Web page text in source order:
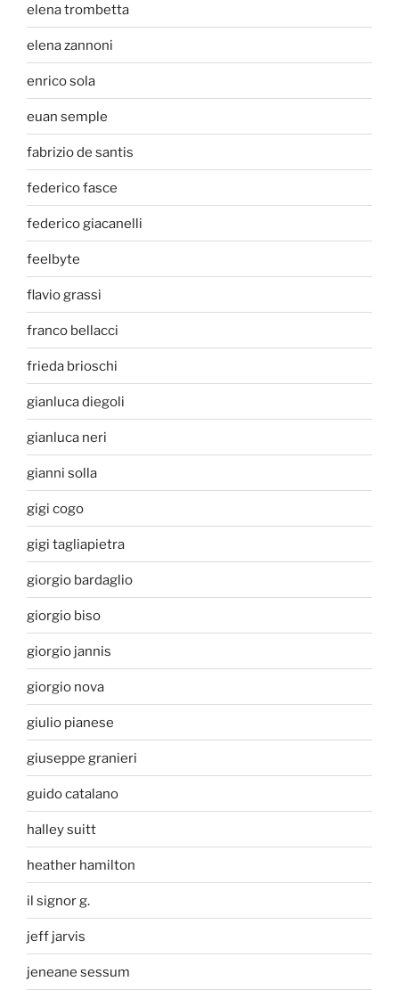
elena trombetta
elena zannoni
enrico sola
euan semple
fabrizio de santis
federico fasce
federico giacanelli
feelbyte
flavio grassi
franco bellacci
frieda brioschi
gianluca diegoli
gianluca neri
gianni solla
gigi cogo
gigi tagliapietra
giorgio bardaglio
giorgio biso
giorgio jannis
giorgio nova
giulio pianese
giuseppe granieri
guido catalano
halley suitt
heather hamilton
il signor g.
jeff jarvis
jeneane sessum